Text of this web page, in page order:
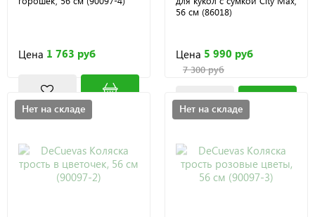
Цена 1 763 руб
56 см (86018)
Цена 5 990 руб
7 300 руб
Нет на складе Нет на складе